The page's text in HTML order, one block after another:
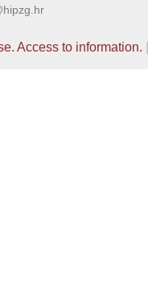
Access to information.